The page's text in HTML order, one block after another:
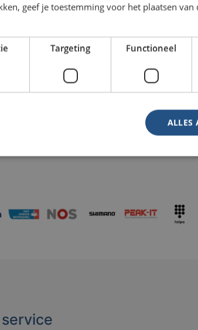
geef je toestemming voor het plaatsen van
Targeting Functioneel
ALLES